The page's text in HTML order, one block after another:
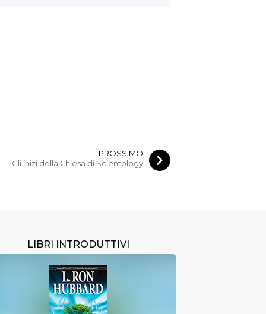
PROSSIMO
Gli inizi della Chiesa di Scientology
LIBRI INTRODUTTIVI